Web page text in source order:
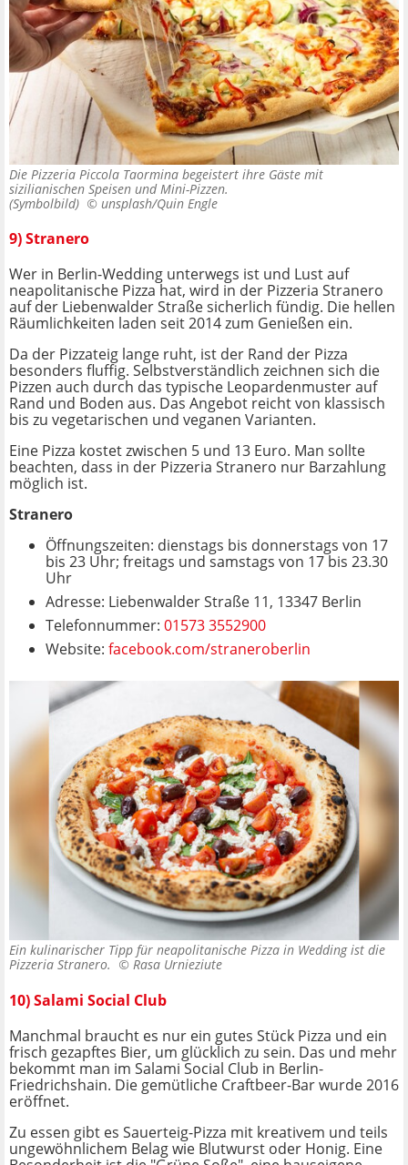
Die Pizzeria Piccola Taormina begeistert ihre Gäste mit
sizilianischen Speisen und Mini-Pizzen.
(Symbolbild) © unsplash/Quin Engle
9) Stranero
Wer in Berlin-Wedding unterwegs ist und Lust auf
neapolitanische Pizza hat, wird in der Pizzeria Stranero
auf der Liebenwalder Straße sicherlich fündig. Die hellen
Räumlichkeiten laden seit 2014 zum Genießen ein.
Da der Pizzateig lange ruht, ist der Rand der Pizza
besonders fluffig. Selbstverständlich zeichnen sich die
Pizzen auch durch das typische Leopardenmuster auf
Rand und Boden aus. Das Angebot reicht von klassisch
bis zu vegetarischen und veganen Varianten.
Eine Pizza kostet zwischen 5 und 13 Euro. Man sollte
beachten, dass in der Pizzeria Stranero nur Barzahlung
möglich ist.
Stranero
Öffnungszeiten: dienstags bis donnerstags von 17
bis 23 Uhr; freitags und samstags von 17 bis 23.30
Uhr
Adresse: Liebenwalder Straße 11, 13347 Berlin
Telefonnummer: 01573 3552900
Website: facebook.com/straneroberlin
Ein kulinarischer Tipp für neapolitanische Pizza in Wedding ist die
Pizzeria Stranero. © Rasa Urnieziute
10) Salami Social Club
Manchmal braucht es nur ein gutes Stück Pizza und ein
frisch gezapftes Bier, um glücklich zu sein. Das und mehr
bekommt man im Salami Social Club in Berlin-
Friedrichshain. Die gemütliche Craftbeer-Bar wurde 2016
eröffnet.
Zu essen gibt es Sauerteig-Pizza mit kreativem und teils
ungewöhnlichem Belag wie Blutwurst oder Honig. Eine